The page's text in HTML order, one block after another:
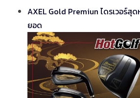
AXEL Gold Premiun ไดรเวอร์สุด
ยอด